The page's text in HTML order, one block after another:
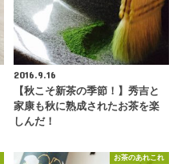
2016.9.16
【秋こそ新茶の季節！】秀吉と
家康も秋に熟成されたお茶を楽
しんだ！
お茶のあれこれ